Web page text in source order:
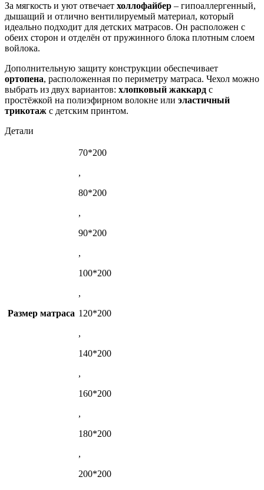
За мягкость и уют отвечает холлофайбер – гипоаллергенный,
дышащий и отлично вентилируемый материал, который
идеально подходит для детских матрасов. Он расположен с
обеих сторон и отделён от пружинного блока плотным слоем
войлока.
Дополнительную защиту конструкции обеспечивает
ортопена, расположенная по периметру матраса. Чехол можно
выбрать из двух вариантов: хлопковый жаккард с
простёжкой на полиэфирном волокне или эластичный
трикотаж с детским принтом.
Детали
Размер матраса
70*200
,
80*200
,
90*200
,
100*200
,
120*200
,
140*200
,
160*200
,
180*200
,
200*200